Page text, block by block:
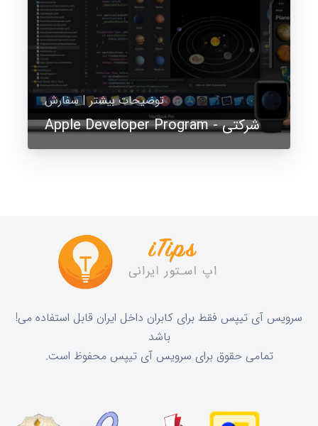
توضیحات بیشتر | سفارش
Apple Developer Program - شرکتی
!سرویس آی تیپس فقط برای کابران داخل ایران قابل استفاده می
باشد
.تمامی حقوق برای سرویس آی تیپس محفوظ است